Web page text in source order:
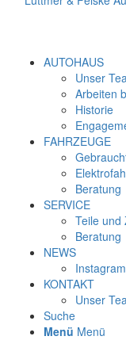
AUTOHAUS
Unser
Arbeiten
Historie
FAHRZEUGE
Beratung
SERVICE
Teile und
Beratung
NEWS
Instagram
KONTAKT
Unser
Suche
Menü Menü